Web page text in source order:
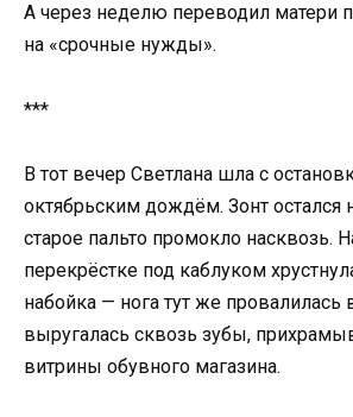
А через неделю переводил матери
на «срочные нужды».
***
В тот вечер Светлана шла с
октябрьским дождём. Зонт остался
старое пальто промокло насквозь.
перекрёстке под каблуком
набойка — нога тут же провалилась
выругалась сквозь зубы,
витрины обувного магазина.